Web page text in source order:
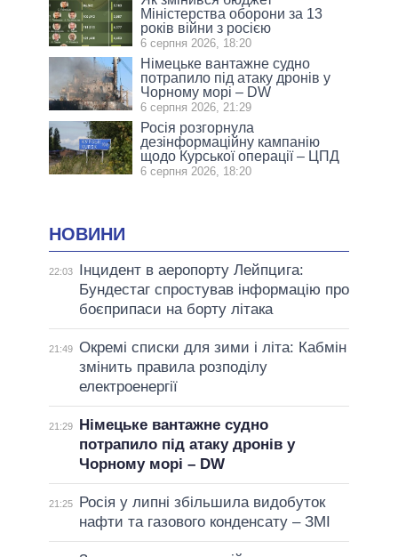
Міністерства оборони за 13
років війни з росією
6 серпня 2026, 18:20
Німецьке вантажне судно
потрапило під атаку дронів у
Чорному морі – DW
6 серпня 2026, 21:29
Росія розгорнула
дезінформаційну кампанію
щодо Курської операції – ЦПД
6 серпня 2026, 18:20
НОВИНИ
22:03
Інцидент в аеропорту Лейпцига:
Бундестаг спростував інформацію про
боєприпаси на борту літака
21:49 Окремі списки для зими і літа: Кабмін
змінить правила розподілу
електроенергії
21:29
Німецьке вантажне судно
потрапило під атаку дронів у
Чорному морі – DW
21:25
Росія у липні збільшила видобуток
нафти та газового конденсату – ЗМІ